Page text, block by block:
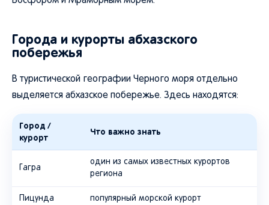
Города и курорты абхазского
побережья
В туристической географии Черного моря отдельно
выделяется абхазское побережье. Здесь находятся:
Город /
курорт
Что важно знать
Гагра
один из самых известных курортов
региона
Пицунда популярный морской курорт